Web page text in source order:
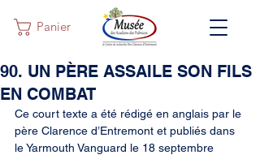
Panier
90. UN PÈRE ASSAILE SON FILS
EN COMBAT
Ce court texte a été rédigé en anglais par le
père Clarence d’Entremont et publiés dans
le Yarmouth Vanguard le 18 septembre